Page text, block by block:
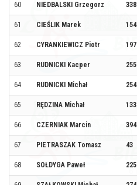
60 NIEDBALSKI Grzegorz 338
61 CIEŚLIK Marek 154
62 CYRANKIEWICZ Piotr 197
63 RUDNICKI Kacper 255
64 RUDNICKI Michał 254
65 RĘDZINA Michał 133
66 CZERNIAK Marcin 394
67 PIETRASZAK Tomasz 43
68 SOŁDYGA Paweł 225